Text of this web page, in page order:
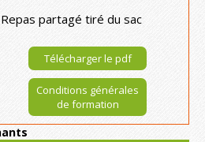
Repas partagé tiré du sac
Télécharger le pdf
Conditions générales
de formation